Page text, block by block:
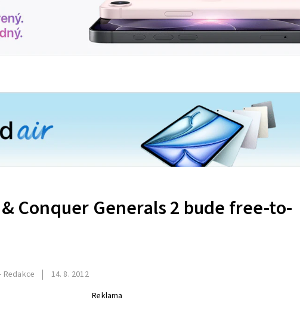
Conquer Generals 2 bude free-to-
Redakce
14. 8. 2012
Reklama